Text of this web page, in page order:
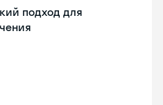
подход для